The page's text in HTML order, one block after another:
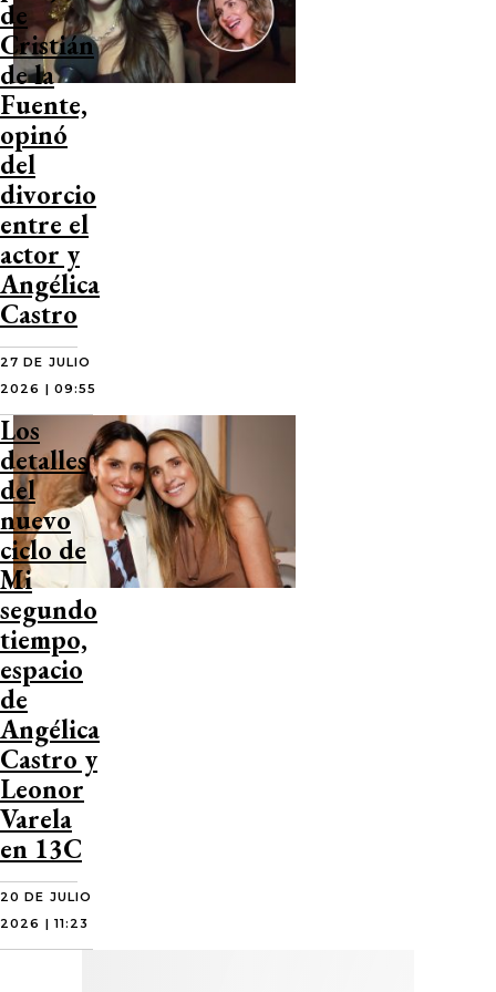
de
Cristián
de la
Fuente,
opinó
del
divorcio
entre el
actor y
Angélica
Castro
27 DE JULIO
2026 | 09:55
Los
detalles
del
nuevo
ciclo de
Mi
segundo
tiempo,
espacio
de
Angélica
Castro y
Leonor
Varela
en 13C
20 DE JULIO
2026 | 11:23